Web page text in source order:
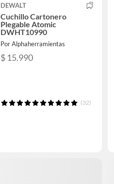
DEWALT
Cuchillo Cartonero
Plegable Atomic
DWHT10990
Por Alphaherramientas
$ 15.990
(32)